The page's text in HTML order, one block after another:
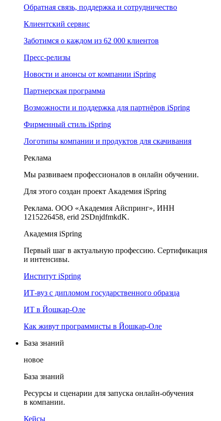
Обратная связь, поддержка и сотрудничество
Клиентский сервис
Заботимся о каждом из 62 000 клиентов
Пресс-релизы
Новости и анонсы от компании iSpring
Партнерская программа
Возможности и поддержка для партнёров iSpring
Фирменный стиль iSpring
Логотипы компании и продуктов для скачивания
Реклама
Мы развиваем профессионалов в онлайн обучении.
Для этого создан проект Академия iSpring
Реклама. ООО «Академия Айспринг», ИНН
1215226458, erid 2SDnjdfmkdK.
Академия iSpring
Первый шаг в актуальную профессию. Сертификация
и интенсивы.
Институт iSpring
ИТ-вуз с дипломом государственного образца
ИТ в Йошкар-Оле
Как живут программисты в Йошкар‑Оле
База знаний
новое
База знаний
Ресурсы и сценарии для запуска онлайн-обучения
в компании.
Кейсы